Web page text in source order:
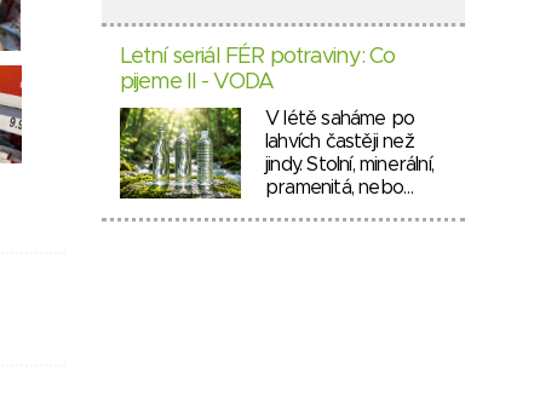
Letní seriál FÉR potraviny: Co
pijeme II - VODA
V létě saháme po
lahvích častěji než
jindy. Stolní, minerální,
pramenitá, nebo…